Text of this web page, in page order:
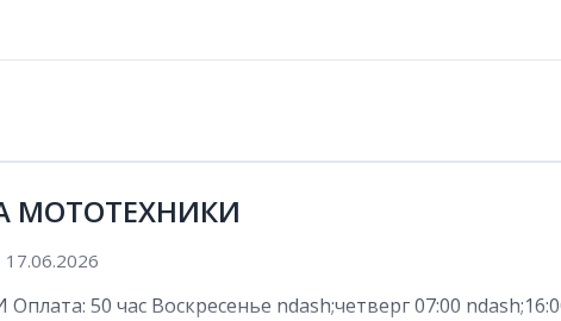
МОТОТЕХНИКИ
50 час Воскресенье ndash;четверг 07:00